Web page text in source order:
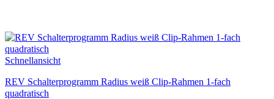
Schnellansicht
REV Schalterprogramm Radius weiß Clip-Rahmen 1-fach
quadratisch